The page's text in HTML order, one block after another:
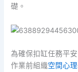
礎。
為確保扣缸任務平
作業前組織空間心